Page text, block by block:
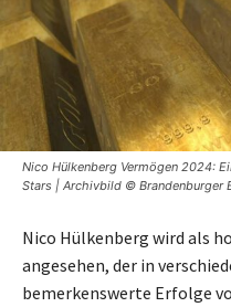
Nico Hülkenberg Vermögen 2024:
Stars | Archivbild © Brandenburger
Nico Hülkenberg wird als
angesehen, der in
bemerkenswerte Erfolge